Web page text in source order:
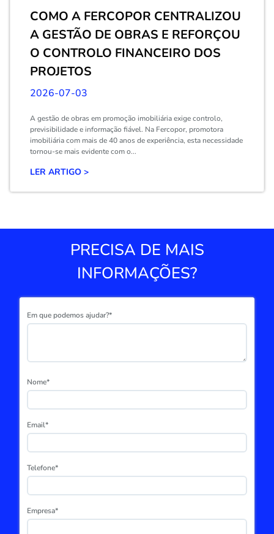
COMO A FERCOPOR CENTRALIZOU
A GESTÃO DE OBRAS E REFORÇOU
O CONTROLO FINANCEIRO DOS
PROJETOS
2026-07-03
A gestão de obras em promoção imobiliária exige controlo,
previsibilidade e informação fiável. Na Fercopor, promotora
imobiliária com mais de 40 anos de experiência, esta necessidade
tornou-se mais evidente com o...
LER ARTIGO >
PRECISA DE MAIS
INFORMAÇÕES?
Em que podemos ajudar?*
Nome*
Email*
Telefone*
Empresa*